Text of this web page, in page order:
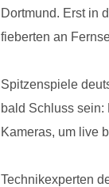
Dortmund. Erst in
fieberten an
Spitzenspiele
bald Schluss sein:
Kameras, um live
Technikexperten